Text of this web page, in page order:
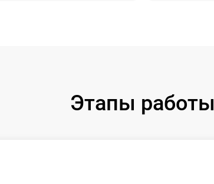
Этапы работы